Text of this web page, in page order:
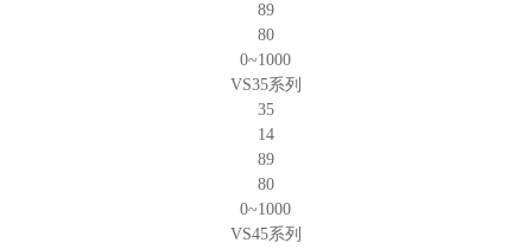
89
80
0~1000
VS35系列
35
14
89
80
0~1000
VS45系列